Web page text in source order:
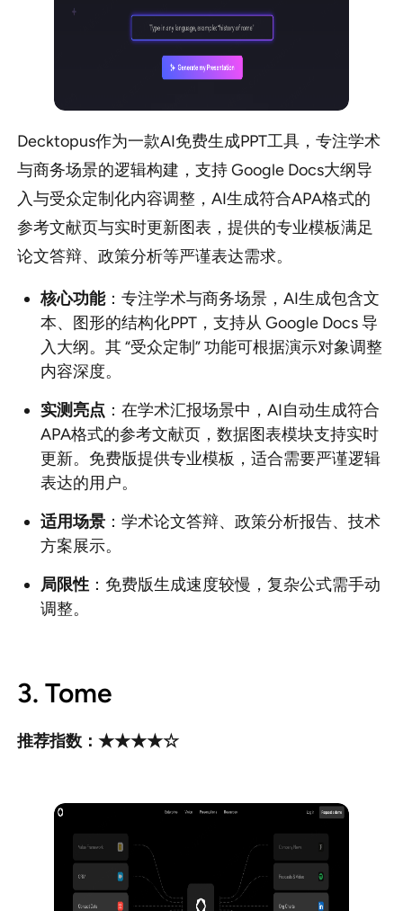
Decktopus作为一款AI免费生成PPT工具，专注学术
与商务场景的逻辑构建，支持 Google Docs大纲导
入与受众定制化内容调整，AI生成符合APA格式的
参考文献页与实时更新图表，提供的专业模板满足
论文答辩、政策分析等严谨表达需求。
核心功能：专注学术与商务场景，AI生成包含文
本、图形的结构化PPT，支持从 Google Docs 导
入大纲。其 “受众定制” 功能可根据演示对象调整
内容深度。
实测亮点 ：在学术汇报场景中，AI自动生成符合
APA格式的参考文献页，数据图表模块支持实时
更新。免费版提供专业模板，适合需要严谨逻辑
表达的用户。
适用场景：学术论文答辩、政策分析报告、技术
方案展示。
局限性：免费版生成速度较慢，复杂公式需手动
调整。
3. Tome
推荐指数：★★★★☆